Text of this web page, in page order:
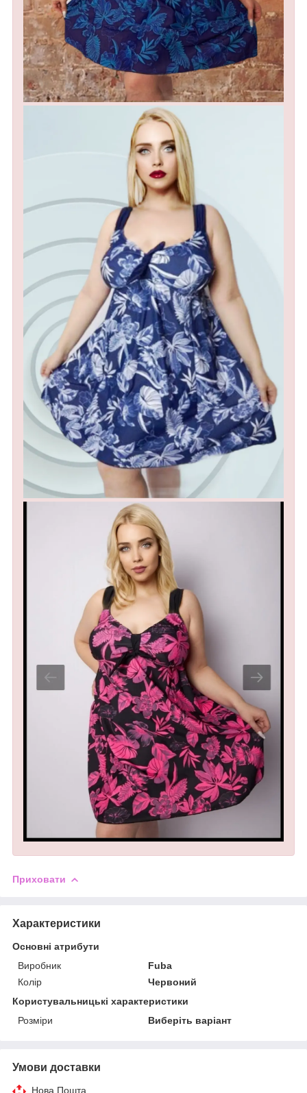
Приховати
Характеристики
Основні атрибути
Виробник
Fuba
Колір
Червоний
Користувальницькі характеристики
Розміри
Виберіть варіант
Умови доставки
Нова Пошта